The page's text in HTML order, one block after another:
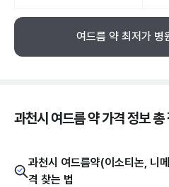
여드름 약 최저가 병
과천시 여드름 약 가격 정보 총
과천시 여드름약(이소티논, 니
격 찾는 법